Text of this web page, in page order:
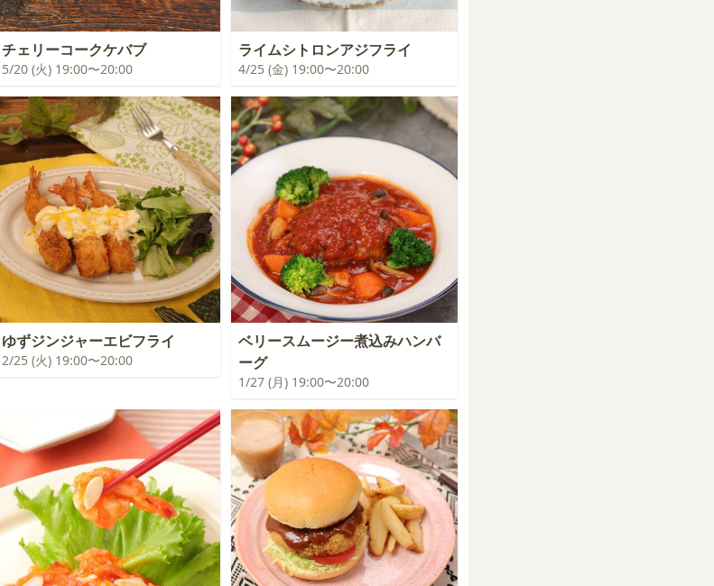
チェリーコークケバブ
5/20 (火) 19:00〜20:00
ライムシトロンアジフライ
4/25 (金) 19:00〜20:00
ゆずジンジャーエビフライ
2/25 (火) 19:00〜20:00
ベリースムージー煮込みハンバ
ーグ
1/27 (月) 19:00〜20:00